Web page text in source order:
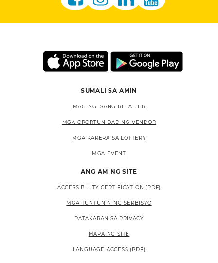
SUMALI SA AMIN
MAGING ISANG RETAILER
MGA OPORTUNIDAD NG VENDOR
MGA KARERA SA LOTTERY
MGA EVENT
ANG AMING SITE
ACCESSIBILITY CERTIFICATION (PDF)
MGA TUNTUNIN NG SERBISYO
PATAKARAN SA PRIVACY
MAPA NG SITE
LANGUAGE ACCESS (PDF)